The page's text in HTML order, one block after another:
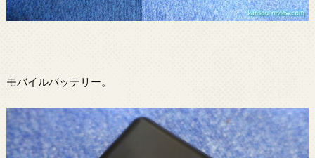
モバイルバッテリー。